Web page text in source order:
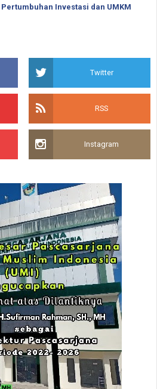
Investasi dan UMKM
Twitter
RSS
Instagram